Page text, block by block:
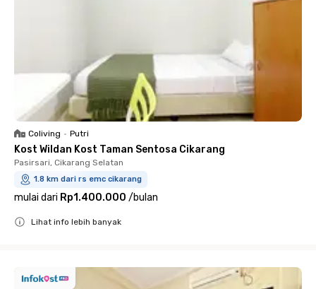
Coliving • Putri
Kost Wildan Kost Taman Sentosa Cikarang
Pasirsari, Cikarang Selatan
1.8 km dari rs emc cikarang
mulai dari Rp1.400.000 /bulan
Lihat info lebih banyak